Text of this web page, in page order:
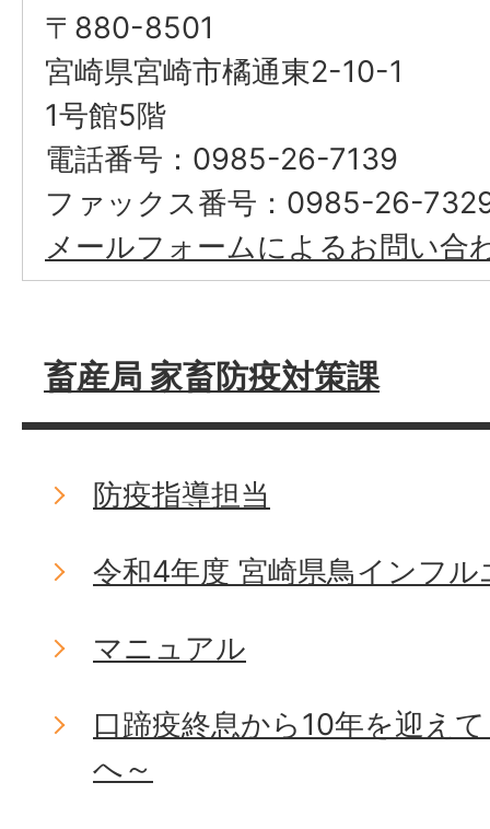
〒880-8501
宮崎県宮崎市橘通東2-10-1
1号館5階
電話番号：0985-26-7139
ファックス番号：0985-26-
メールフォームによるお問い合
畜産局 家畜防疫対策課
防疫指導担当
令和4年度 宮崎県鳥インフ
マニュアル
口蹄疫終息から10年を迎え
へ～